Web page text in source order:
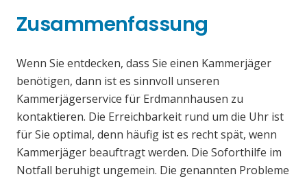
Zusammenfassung
Wenn Sie entdecken, dass Sie einen Kammerjäger
benötigen, dann ist es sinnvoll unseren
Kammerjägerservice für Erdmannhausen zu
kontaktieren. Die Erreichbarkeit rund um die Uhr ist
für Sie optimal, denn häufig ist es recht spät, wenn
Kammerjäger beauftragt werden. Die Soforthilfe im
Notfall beruhigt ungemein. Die genannten Probleme